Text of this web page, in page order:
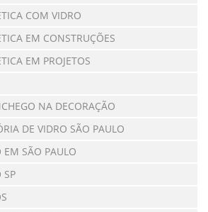
COM VIDRO
EM CONSTRUÇÕES
EM PROJETOS
NA DECORAÇÃO
DE VIDRO SÃO PAULO
EM SÃO PAULO
SP